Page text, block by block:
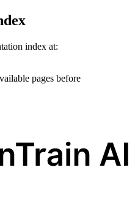
index at:
pages before